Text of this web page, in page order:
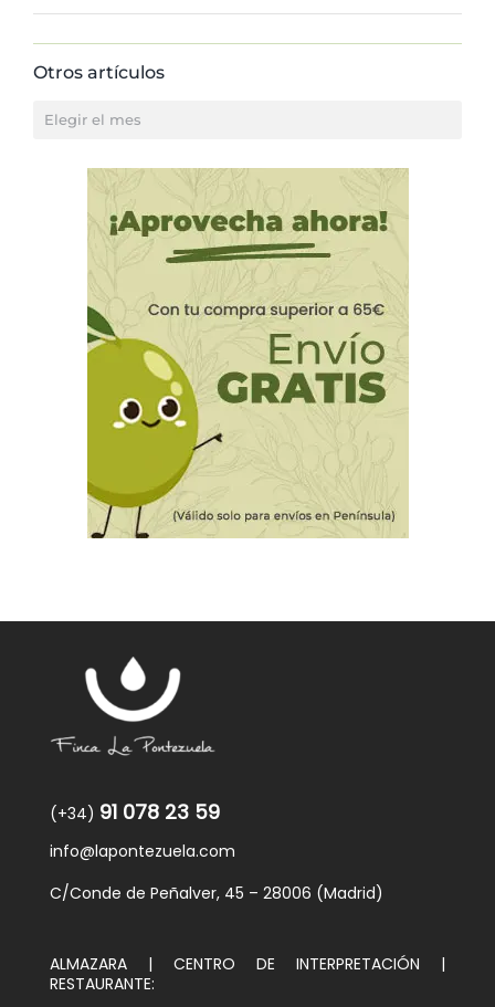
Otros artículos
Otros
(+34) 91 078 23 59
info@lapontezuela.com
C/Conde de Peñalver, 45 – 28006 (Madrid)
ALMAZARA | CENTRO DE INTERPRETACIÓN |
RESTAURANTE: